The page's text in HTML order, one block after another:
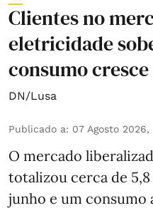
Clientes no
eletricidade
consumo
DN/Lusa
Publicado a: 07 Agosto 2026,
O mercado
totalizou cerca de
junho e um consumo